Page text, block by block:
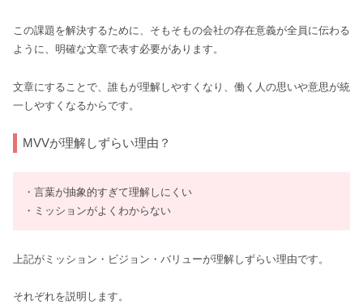
この課題を解決するために、そもそもの会社の存在意義が全員に伝わる
ように、明確な文章で表す必要があります。
文章にすることで、誰もが理解しやすくなり、働く人の思いや意思が統
一しやすくなるからです。
MVVが理解しずらい理由？
・言葉が抽象的すぎて理解しにくい
・ミッションがよくわからない
上記がミッション・ビジョン・バリューが理解しずらい理由です。
それぞれを説明します。